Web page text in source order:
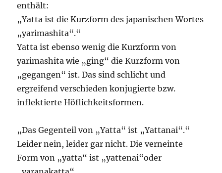
enthält:
„Yatta ist die Kurzform des japanischen Wortes
„yarimashita“.“
Yatta ist ebenso wenig die Kurzform von
yarimashita wie „ging“ die Kurzform von
„gegangen“ ist. Das sind schlicht und
ergreifend verschieden konjugierte bzw.
inflektierte Höflichkeitsformen.
„Das Gegenteil von „Yatta“ ist „Yattanai“.“
Leider nein, leider gar nicht. Die verneinte
Form von „yatta“ ist „yattenai“oder